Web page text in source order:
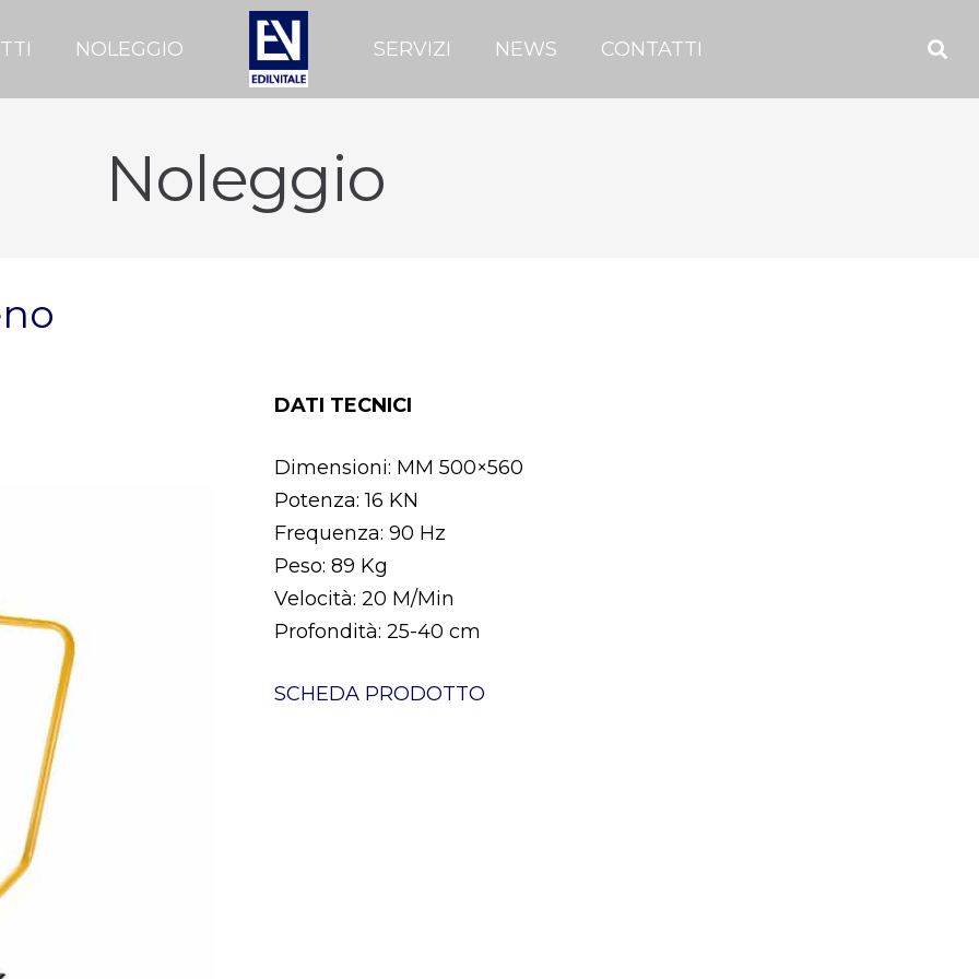
NOLEGGIO SERVIZI NEWS CONTATTI
Noleggio
DATI TECNICI
Dimensioni: MM 500×560
Potenza: 16 KN
Frequenza: 90 Hz
Peso: 89 Kg
Velocità: 20 M/Min
Profondità: 25-40 cm
SCHEDA PRODOTTO